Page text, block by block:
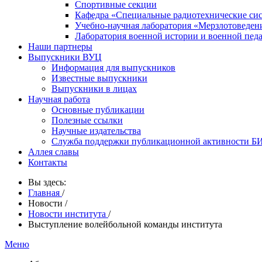
Спортивные секции
Кафедра «Специальные радиотехнические
Учебно-научная лаборатория
Лаборатория военной истории и военной
Наши партнеры
Выпускники ВУЦ
Информация для выпускников
Известные выпускники
Выпускники в лицах
Научная работа
Основные публикации
Полезные ссылки
Научные издательства
Служба поддержки публикационной активности
Аллея славы
Контакты
Вы здесь:
Главная /
Новости /
Новости института /
Выступление волейбольной команды института
Меню